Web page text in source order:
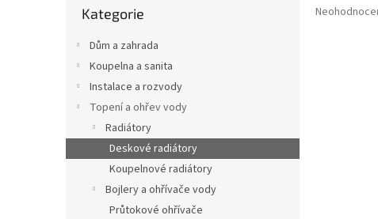
a
n
kategorie
Kategorie
Dům a zahrada
Koupelna a sanita
Instalace a rozvody
Topení a ohřev vody
Radiátory
Deskové radiátory
Koupelnové radiátory
Bojlery a ohřívače vody
Průtokové ohřívače
Průměrné